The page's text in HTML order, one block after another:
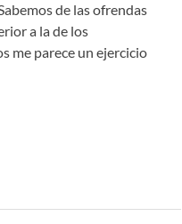
de las ofrendas
a la de los
me parece un ejercicio